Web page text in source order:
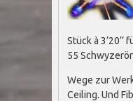
Stück à
55
Wege zur
Ceiling. Und